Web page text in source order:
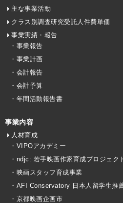
主な事業活動
クラス別調査研究受託人件費単価
事業実績・報告
・事業報告
・事業計画
・会計報告
・会計予算
・年間活動報告書
事業内容
人材育成
・VIPOアカデミー
・ndjc: 若手映画作家育成プロジェク
・映画スタッフ育成事業
・AFI Conservatory 日本人留学生推
・京都映画企画市